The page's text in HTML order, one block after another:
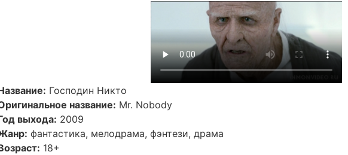
Господин Никто
название: Mr. Nobody
выхода: 2009
фантастика, мелодрама, фэнтези, драма
18+